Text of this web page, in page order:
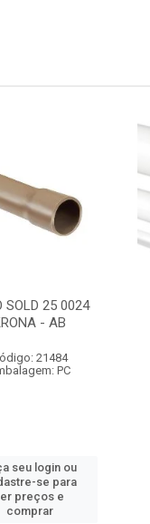
SOLD 25 0024
- AB
21484
PC
seu login ou
se para
preços e
comprar